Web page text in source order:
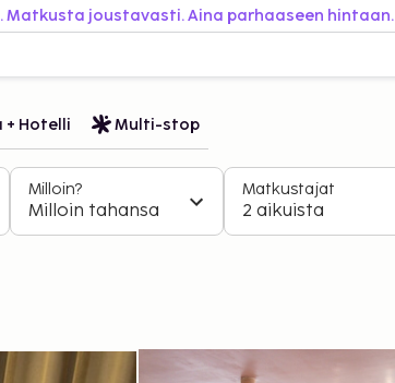
Matkusta joustavasti. Aina parhaaseen hintaan.
+ Hotelli Multi-stop
Milloin?
Milloin tahansa
Matkustajat
2 aikuista